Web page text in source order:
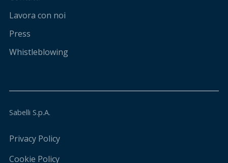
Lavora con noi
Press
Whistleblowing
Sabelli S.p.A.
Privacy Policy
Cookie Policy